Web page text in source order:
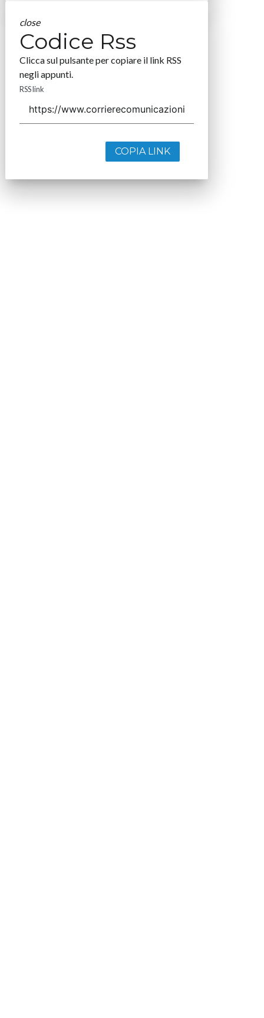
close
Codice Rss
Clicca sul pulsante per copiare il link RSS
negli appunti.
RSS link
COPIA LINK